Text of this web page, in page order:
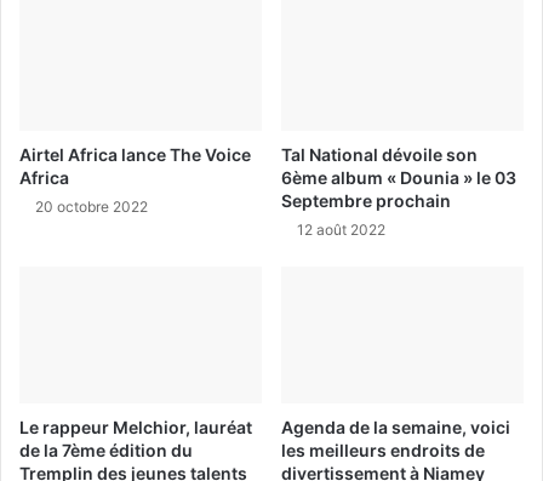
Airtel Africa lance The Voice
Africa
20 octobre 2022
Tal National dévoile son
6ème album « Dounia » le 03
Septembre prochain
12 août 2022
Le rappeur Melchior, lauréat
de la 7ème édition du
Tremplin des jeunes talents
Agenda de la semaine, voici
les meilleurs endroits de
divertissement à Niamey